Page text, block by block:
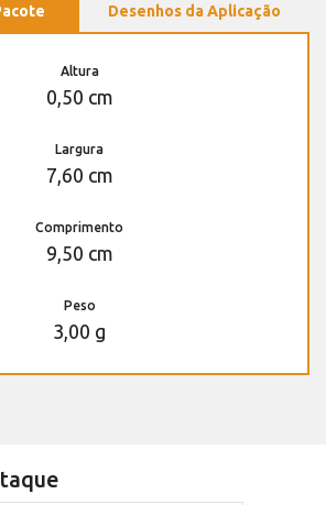
Desenhos da Aplicação
Altura
0,50 cm
Largura
7,60 cm
Comprimento
9,50 cm
Peso
3,00 g